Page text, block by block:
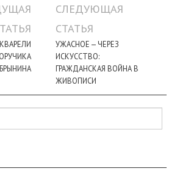
СЛЕДУЮЩАЯ
СТАТЬЯ
УЖАСНОЕ — ЧЕРЕЗ
ИСКУССТВО:
ГРАЖДАНСКАЯ ВОЙНА В
ЖИВОПИСИ